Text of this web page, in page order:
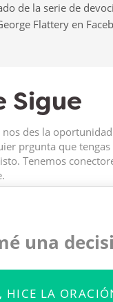
de la serie de
Flattery en
Sigue
des la
prgunta que tengas
Tenemos
una
HICE LA